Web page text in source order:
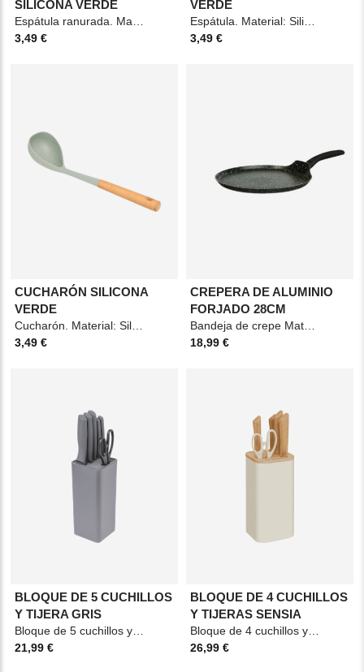
SILICONA VERDE
3,49 €
VERDE
3,49 €
CUCHARÓN SILICONA
VERDE
Cucharón. Material: Silicona. Medidas: 8x7x34cm. Color: Verde.
3,49 €
CREPERA DE ALUMINIO
FORJADO 28CM
Bandeja de crepe Material: Aluminio forjado Medidas: 28cm Color: Noir
18,99 €
BLOQUE DE 5 CUCHILLOS
Y TIJERA GRIS
21,99 €
BLOQUE DE 4 CUCHILLOS
Y TIJERAS SENSIA
26,99 €